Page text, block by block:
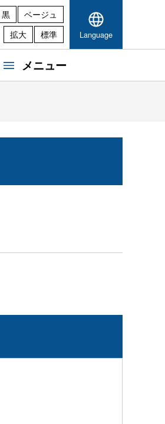
黒
ベージュ
拡大 標準 Language
メニュー